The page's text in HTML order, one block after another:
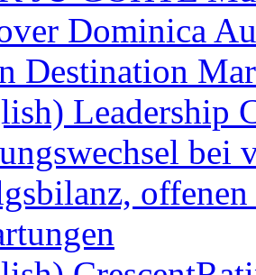
Dominica
Destination
Leadership
bei